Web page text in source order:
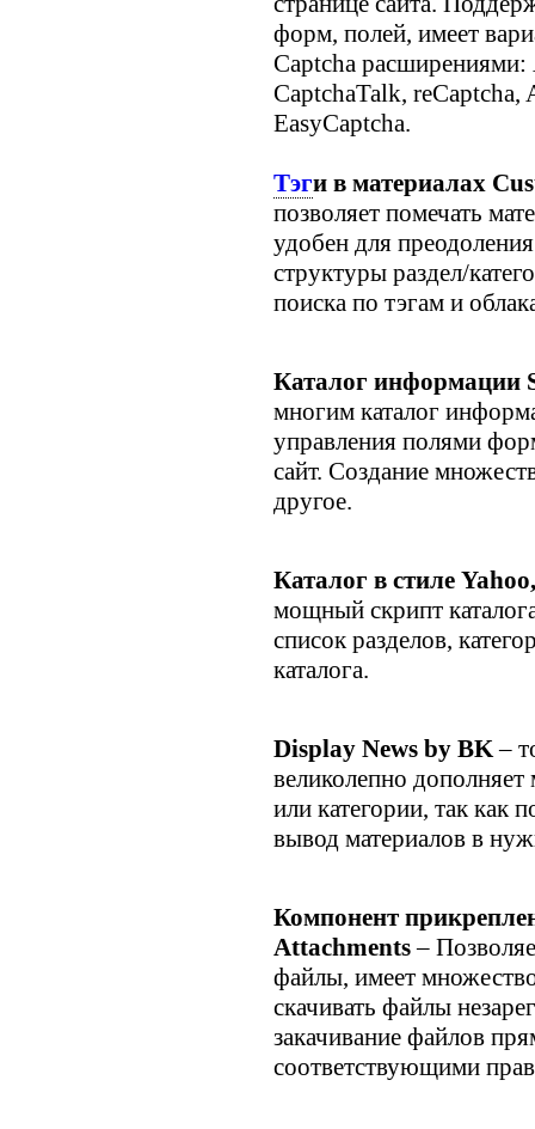
форм, полей, имеет
Captcha
CaptchaTalk,
EasyCaptcha.
Тэги в материалах
позволяет помечать
удобен для
структуры раздел/
поиска по тэгам и
Каталог информации
многим каталог
управления полями
сайт. Создание
другое.
Каталог в стиле
мощный скрипт
список разделов,
каталога.
Display News by BK–
великолепно дополняет
или категории, так как
вывод материалов в
Компонент
Attachments–
файлы, имеет
скачивать файлы
закачивание файлов
соответствующими